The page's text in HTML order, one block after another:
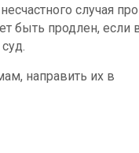
случая
быть продлен, если
направить их в